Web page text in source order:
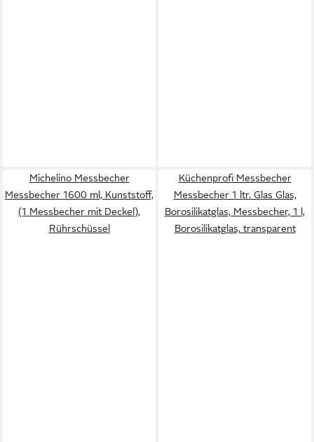
Michelino Messbecher
Messbecher 1600 ml, Kunststoff,
(1 Messbecher mit Deckel),
Rührschüssel
Küchenprofi Messbecher
Messbecher 1 ltr. Glas Glas,
Borosilikatglas, Messbecher, 1 l,
Borosilikatglas, transparent